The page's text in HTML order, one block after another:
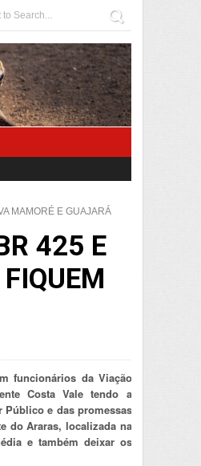
MAMORÉ E GUAJARÁ
425 E
funcionários da Viação
Costa Vale tendo a
Público e das promessas
do Araras, localizada na
e também deixar os